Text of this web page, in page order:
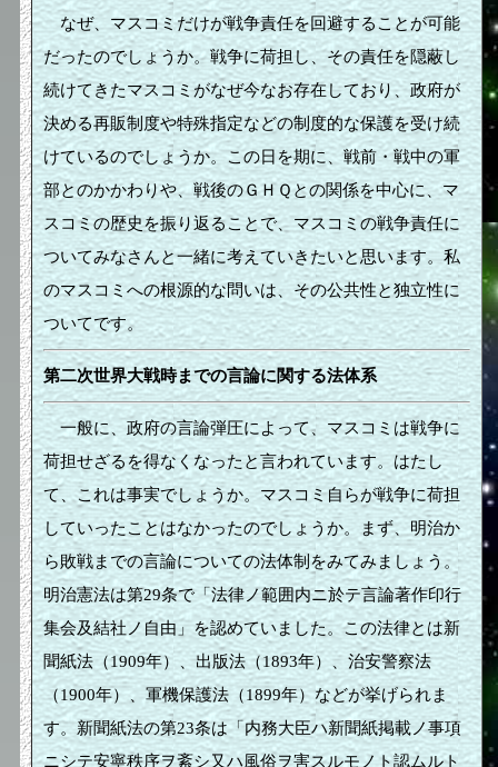
なぜ、マスコミだけが戦争責任を回避することが可能
だったのでしょうか。戦争に荷担し、その責任を隠蔽し
続けてきたマスコミがなぜ今なお存在しており、政府が
決める再販制度や特殊指定などの制度的な保護を受け続
けているのでしょうか。この日を期に、戦前・戦中の軍
部とのかかわりや、戦後のＧＨＱとの関係を中心に、マ
スコミの歴史を振り返ることで、マスコミの戦争責任に
ついてみなさんと一緒に考えていきたいと思います。私
のマスコミへの根源的な問いは、その公共性と独立性に
ついてです。
第二次世界大戦時までの言論に関する法体系
一般に、政府の言論弾圧によって、マスコミは戦争に
荷担せざるを得なくなったと言われています。はたし
て、これは事実でしょうか。マスコミ自らが戦争に荷担
していったことはなかったのでしょうか。まず、明治か
ら敗戦までの言論についての法体制をみてみましょう。
明治憲法は第29条で「法律ノ範囲内ニ於テ言論著作印行
集会及結社ノ自由」を認めていました。この法律とは新
聞紙法（1909年）、出版法（1893年）、治安警察法
（1900年）、軍機保護法（1899年）などが挙げられま
す。新聞紙法の第23条は「内務大臣ハ新聞紙掲載ノ事項
ニシテ安寧秩序ヲ紊シ又ハ風俗ヲ害スルモノト認ムルト